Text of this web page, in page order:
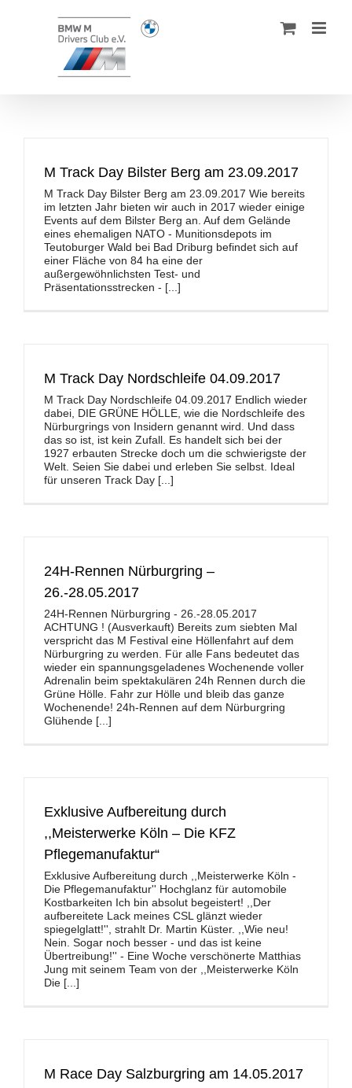
M Track Day Bilster Berg am 23.09.2017
M Track Day Bilster Berg am 23.09.2017 Wie bereits
im letzten Jahr bieten wir auch in 2017 wieder einige
Events auf dem Bilster Berg an. Auf dem Gelände
eines ehemaligen NATO ‐ Munitionsdepots im
Teutoburger Wald bei Bad Driburg befindet sich auf
einer Fläche von 84 ha eine der
außergewöhnlichsten Test‐ und
Präsentationsstrecken - [...]
M Track Day Nordschleife 04.09.2017
M Track Day Nordschleife 04.09.2017 Endlich wieder
dabei, DIE GRÜNE HÖLLE, wie die Nordschleife des
Nürburgrings von Insidern genannt wird. Und dass
das so ist, ist kein Zufall. Es handelt sich bei der
1927 erbauten Strecke doch um die schwierigste der
Welt. Seien Sie dabei und erleben Sie selbst. Ideal
für unseren Track Day [...]
24H-Rennen Nürburgring –
26.-28.05.2017
24H-Rennen Nürburgring - 26.-28.05.2017
ACHTUNG ! (Ausverkauft) Bereits zum siebten Mal
verspricht das M Festival eine Höllenfahrt auf dem
Nürburgring zu werden. Für alle Fans bedeutet das
wieder ein spannungsgeladenes Wochenende voller
Adrenalin beim spektakulären 24h Rennen durch die
Grüne Hölle. Fahr zur Hölle und bleib das ganze
Wochenende! 24h-Rennen auf dem Nürburgring
Glühende [...]
Exklusive Aufbereitung durch
,,Meisterwerke Köln – Die KFZ
Pflegemanufaktur“
Exklusive Aufbereitung durch ,,Meisterwerke Köln -
Die Pflegemanufaktur'' Hochglanz für automobile
Kostbarkeiten Ich bin absolut begeistert! ,,Der
aufbereitete Lack meines CSL glänzt wieder
spiegelglatt!'', strahlt Dr. Martin Küster. ,,Wie neu!
Nein. Sogar noch besser - und das ist keine
Übertreibung!'' - Eine Woche verschönerte Matthias
Jung mit seinem Team von der ,,Meisterwerke Köln
Die [...]
M Race Day Salzburgring am 14.05.2017